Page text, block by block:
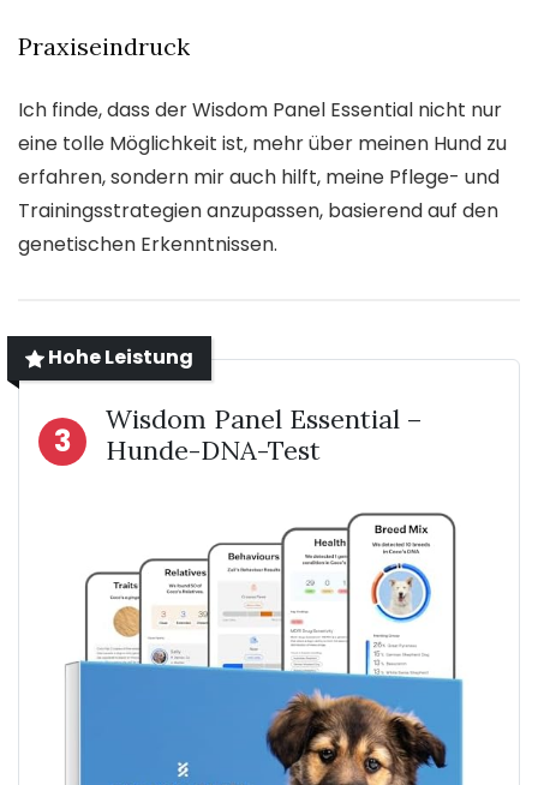
Praxiseindruck
Ich finde, dass der Wisdom Panel Essential nicht nur
eine tolle Möglichkeit ist, mehr über meinen Hund zu
erfahren, sondern mir auch hilft, meine Pflege- und
Trainingsstrategien anzupassen, basierend auf den
genetischen Erkenntnissen.
Hohe Leistung
3
Wisdom Panel Essential –
Hunde-DNA-Test